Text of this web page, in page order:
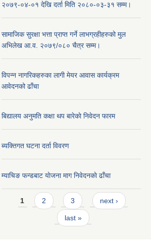
२०७९-०४-०१ देखि दर्ता मिति २०८०-०३-३१ सम्म।
सामाजिक सुरक्षा भत्ता प्राप्त गर्ने लाभग्रहीहरुको मुल
अभिलेख आ.व. २०७९/०८० चैत्र सम्म।
विपन्न नागरिकहरुका लागी मेयर आवास कार्यक्रम
आवेदनको ढाँचा
बिद्यालय अनुमति कक्षा थप बारेकाे निवेदन फारम
ब्यक्तिगत घटना दर्ता विवरण
म्याचिङ फन्डबाट याेजना माग निवेदनकाे ढाँचा
Pages
1 2 3 next ›
last »